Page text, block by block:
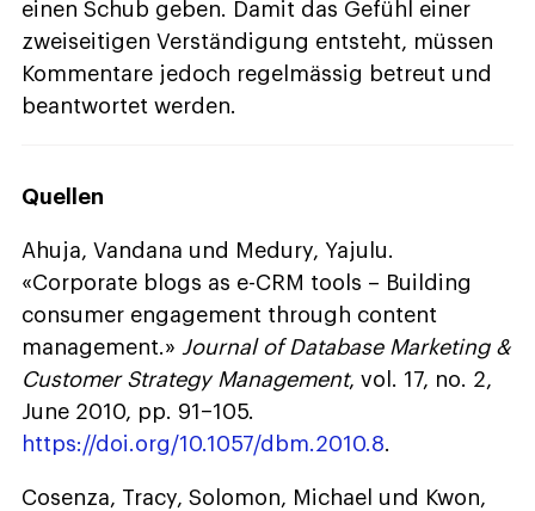
einen Schub geben. Damit das Gefühl einer
zweiseitigen Verständigung entsteht, müssen
Kommentare jedoch regelmässig betreut und
beantwortet werden.
Quellen
Ahuja, Vandana und Medury, Yajulu.
«Corporate blogs as e-CRM tools – Building
consumer engagement through content
management.» Journal of Database Marketing &
Customer Strategy Management, vol. 17, no. 2,
June 2010, pp. 91–105.
https://doi.org/10.1057/dbm.2010.8.
Cosenza, Tracy, Solomon, Michael und Kwon,